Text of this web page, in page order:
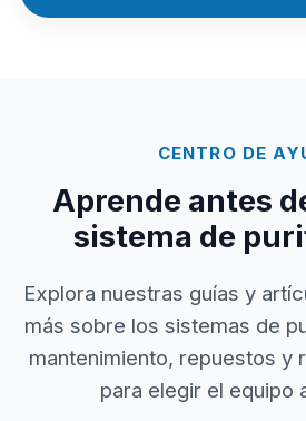
CENTRO DE
Aprende antes
sistema de
Explora nuestras guías y
más sobre los sistemas de
mantenimiento, repuestos y
para elegir el equipo